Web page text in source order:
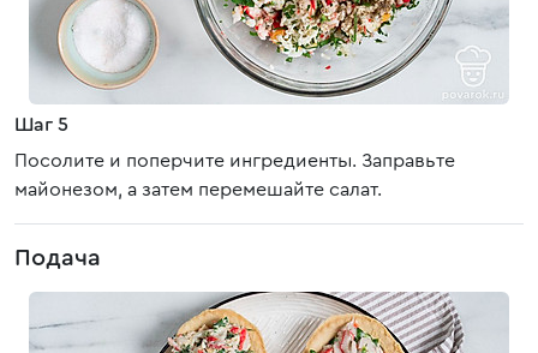
Шаг 5
Посолите и поперчите ингредиенты. Заправьте
майонезом, а затем перемешайте салат.
Подача